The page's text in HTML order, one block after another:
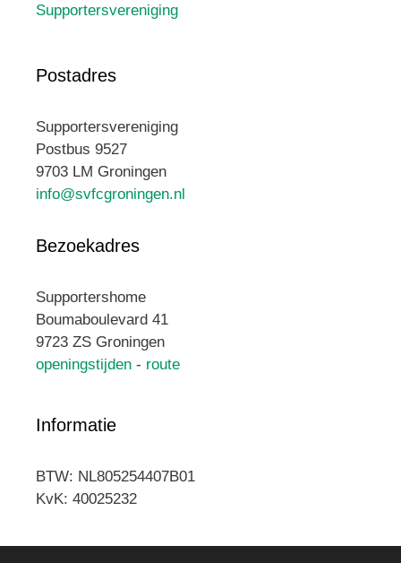
Supportersvereniging
Postadres
Supportersvereniging
Postbus 9527
9703 LM Groningen
info@svfcgroningen.nl
Bezoekadres
Supportershome
Boumaboulevard 41
9723 ZS Groningen
openingstijden - route
Informatie
BTW: NL805254407B01
KvK: 40025232